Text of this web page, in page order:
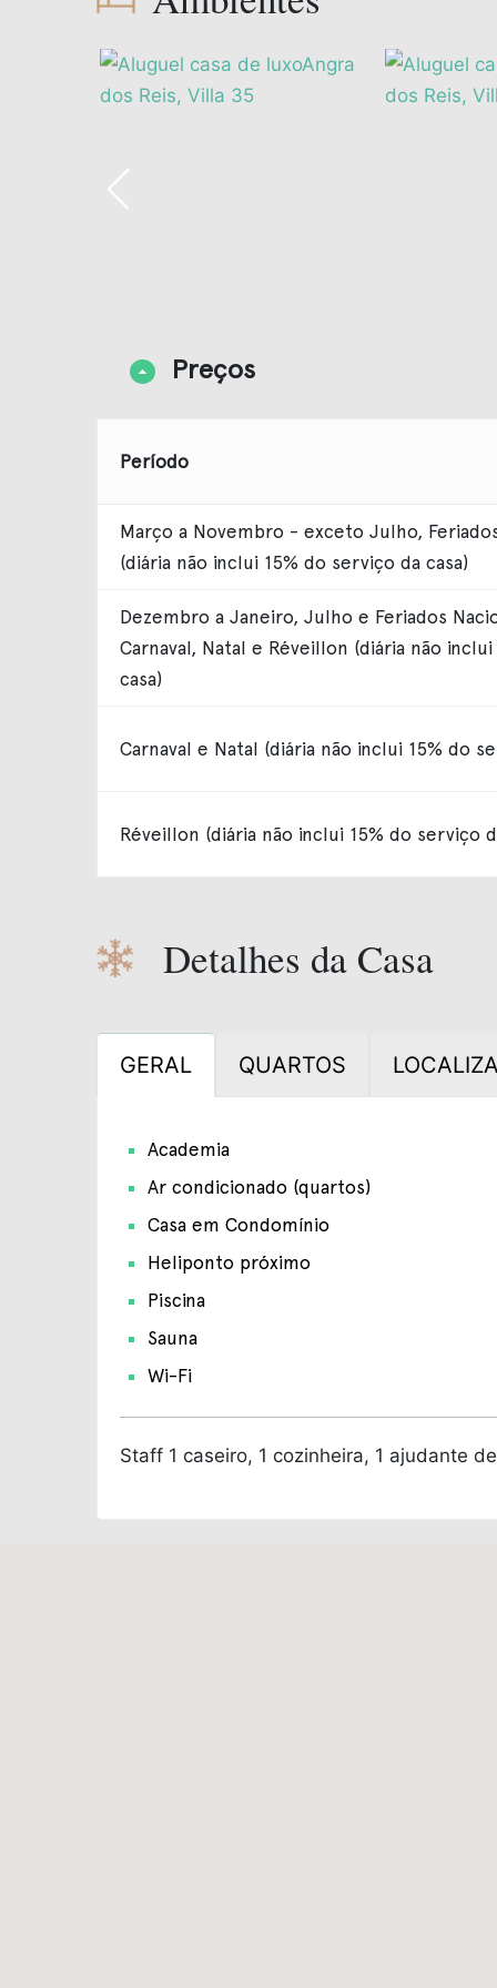
Preços
Período
Março a Novembro - exceto Julho,
(diária não inclui 15% do serviço da casa)
Dezembro a Janeiro, Julho e Feriados
Carnaval, Natal e Réveillon (diária não
casa)
Carnaval e Natal (diária não inclui 15% do
Réveillon (diária não inclui 15% do serviço
Detalhes da Casa
GERAL QUARTOS
Academia
Ar condicionado (quartos)
Casa em Condomínio
Heliponto próximo
Piscina
Sauna
Wi-Fi
Staff 1 caseiro, 1 cozinheira, 1 ajudante